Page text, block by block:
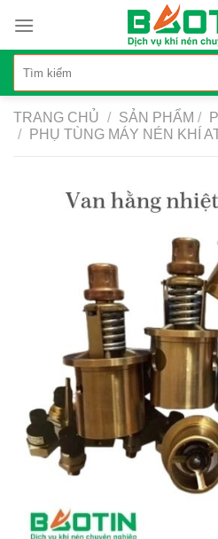
content
TRANG CHỦ / SẢN PHẨM /
/
PHỤ TÙNG MÁY NÉN KHÍ